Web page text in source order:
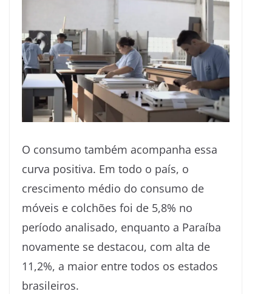
O consumo também acompanha essa
curva positiva. Em todo o país, o
crescimento médio do consumo de
móveis e colchões foi de 5,8% no
período analisado, enquanto a Paraíba
novamente se destacou, com alta de
11,2%, a maior entre todos os estados
brasileiros.